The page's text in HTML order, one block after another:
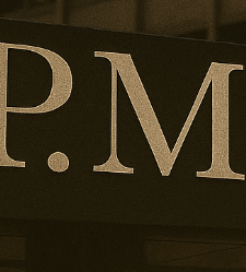
Cardano,
IOTA
und